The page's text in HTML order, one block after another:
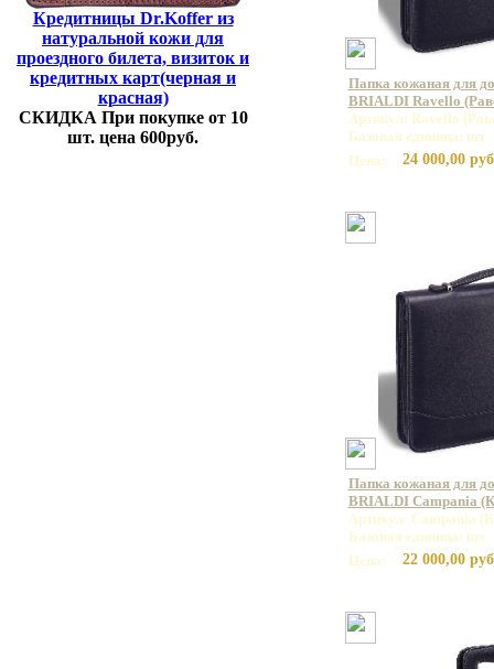
Кредитницы Dr.Koffer из
натуральной кожи для
проездного билета, визиток и
кредитных карт(черная и
красная)
СКИДКА При покупке от 10
шт. цена 600руб.
Папка кожаная для
BRIALDI Ravello
Артикул: Ravello
Базовая единица: шт
Цена:
24 000,00
Папка кожаная для
BRIALDI Campania
Артикул: Campania
Базовая единица: шт
Цена:
22 000,00